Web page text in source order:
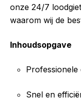
onze 24/7
waarom wij de
Inhoudsopgave
Snel en